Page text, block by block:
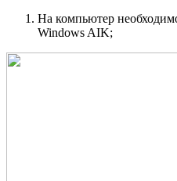
На компьютер
Windows AIK;